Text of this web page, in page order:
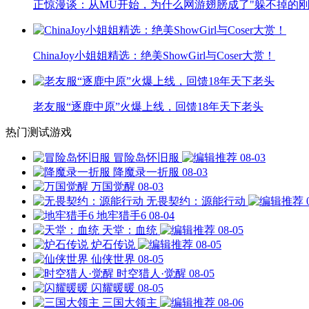
正惊漫谈：从MU开始，为什么网游翅膀成了"躲不掉的
ChinaJoy小姐姐精选：绝美ShowGirl与Coser大赏！
老友服“逐鹿中原”火爆上线，回馈18年天下老头
热门测试游戏
冒险岛怀旧服
08-03
降魔录一折服 08-03
万国觉醒 08-03
无畏契约：源能行动
地牢猎手6 08-04
天堂：血统
08-05
炉石传说
08-05
仙侠世界 08-05
时空猎人·觉醒 08-05
闪耀暖暖 08-05
三国大领主
08-06